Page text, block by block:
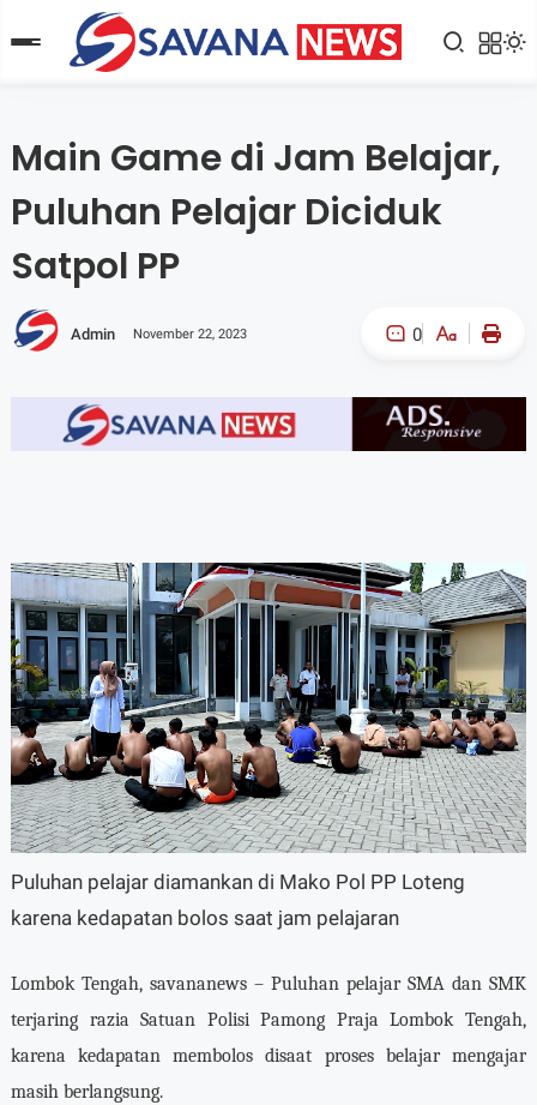
Main Game di Jam Belajar,
Puluhan Pelajar Diciduk
Satpol PP
Admin November 22, 2023 0
A- A+
Puluhan pelajar diamankan di Mako Pol PP Loteng
karena kedapatan bolos saat jam pelajaran
Lombok Tengah, savananews – Puluhan pelajar SMA dan SMK
terjaring razia Satuan Polisi Pamong Praja Lombok Tengah,
karena kedapatan membolos disaat proses belajar mengajar
masih berlangsung.